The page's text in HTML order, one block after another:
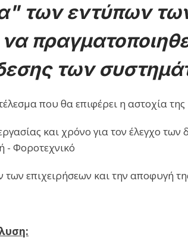
των εντύπων
των
που θα επιφέρει η αστοχία της
και χρόνο για τον έλεγχο των
- Φοροτεχνικό
επιχειρήσεων και την αποφυγή